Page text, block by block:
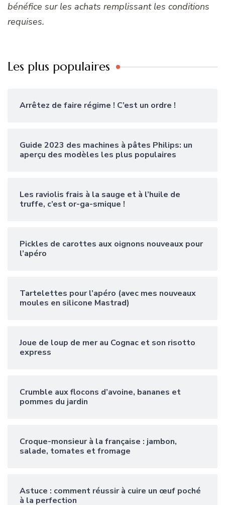
bénéfice sur les achats remplissant les conditions
requises.
Les plus populaires
Arrêtez de faire régime ! C’est un ordre !
Guide 2023 des machines à pâtes Philips: un
aperçu des modèles les plus populaires
Les raviolis frais à la sauge et à l’huile de
truffe, c’est or-ga-smique !
Pickles de carottes aux oignons nouveaux pour
l’apéro
Tartelettes pour l’apéro (avec mes nouveaux
moules en silicone Mastrad)
Joue de loup de mer au Cognac et son risotto
express
Crumble aux flocons d’avoine, bananes et
pommes du jardin
Croque-monsieur à la française : jambon,
salade, tomates et fromage
Astuce : comment réussir à cuire un œuf poché
à la perfection